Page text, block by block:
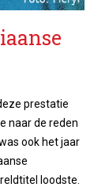
prestatie
naar de reden
ook het jaar
loodste.